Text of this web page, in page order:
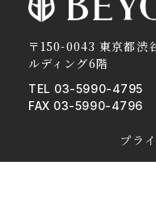
〒150-0043 東京都渋
ルディング6階
TEL 03-5990-4795
FAX 03-5990-4796
プラ